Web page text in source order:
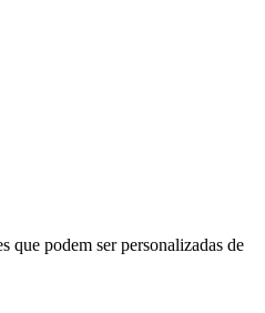
que podem ser personalizadas de